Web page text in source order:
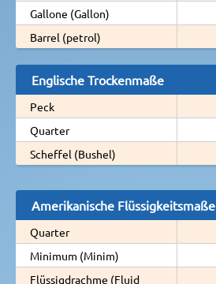
Gallone (Gallon)
Barrel (petrol)
Englische Trockenmaße
Peck
Quarter
Scheffel (Bushel)
Amerikanische Flüssigkeitsmaße
Quarter
Minimum (Minim)
Flüssigdrachme (Fluid